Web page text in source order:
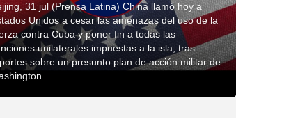
31 jul (Prensa Latina) China llamó hoy a
Unidos a cesar las amenazas del uso de la
contra Cuba y poner fin a todas las
unilaterales impuestas a la isla, tras
sobre un presunto plan de acción militar de